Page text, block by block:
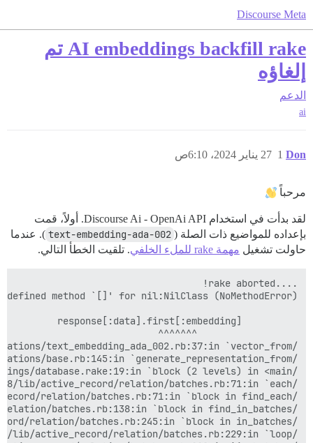
Discourse Meta
AI embeddings backfill rake تم
إلغاؤه
الدعم
ai
Don 27 يناير 2024، 6:10ص 1
مرحباً
لقد بدأت في استخدام Discourse Ai - OpenAi API. أولاً، قمت
بإعداده للمواضيع ذات الصلة ( text-embedding-ada-002 ). عندما
حاولت تشغيل مهمة rake للملء الخلفي . تلقيت الخطأ التالي.